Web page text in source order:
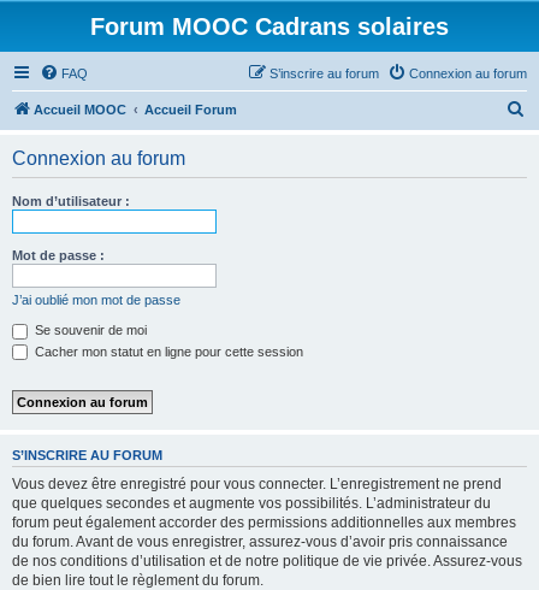
Forum MOOC Cadrans solaires
FAQ Connexion au forum
S’inscrire au forum
Accueil MOOC Accueil Forum
Connexion au forum
Nom d’utilisateur :
Mot de passe :
J’ai oublié mon mot de passe
Se souvenir de moi
Cacher mon statut en ligne pour cette session
S’INSCRIRE AU FORUM
Vous devez être enregistré pour vous connecter. L’enregistrement ne prend
que quelques secondes et augmente vos possibilités. L’administrateur du
forum peut également accorder des permissions additionnelles aux membres
du forum. Avant de vous enregistrer, assurez-vous d’avoir pris connaissance
de nos conditions d’utilisation et de notre politique de vie privée. Assurez-vous
de bien lire tout le règlement du forum.